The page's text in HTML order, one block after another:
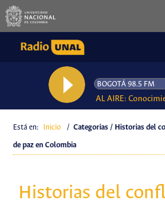
AL AIRE:
Está en: Inicio / Categorias / Historias del
de paz en Colombia
Historias del